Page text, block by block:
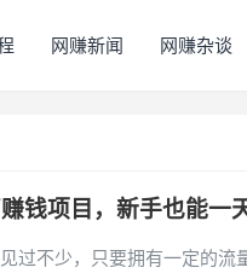
网赚新闻 网赚杂谈
钱项目，新手也能一
过不少，只要拥有一定的